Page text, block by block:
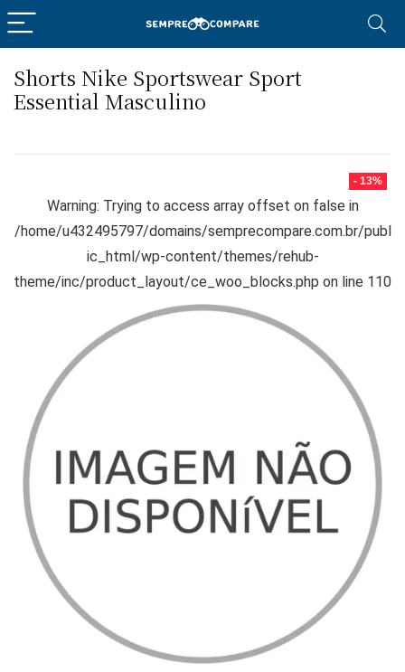
Shorts Nike Sportswear Sport
Essential Masculino
- 13%
Warning: Trying to access array offset on false in
/home/u432495797/domains/semprecompare.com.br/publ
ic_html/wp-content/themes/rehub-
theme/inc/product_layout/ce_woo_blocks.php on line 110